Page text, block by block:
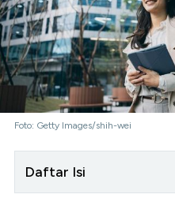
Foto: Getty Images/shih-wei
Daftar Isi